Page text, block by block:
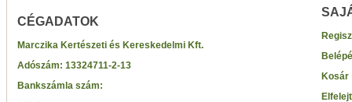
CÉGADATOK
Marczika Kertészeti és Kereskedelmi Kft.
Adószám: 13324711-2-13
Bankszámla szám:
Kosár